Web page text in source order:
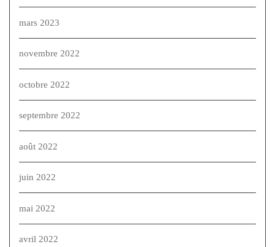
mars 2023
novembre 2022
octobre 2022
septembre 2022
août 2022
juin 2022
mai 2022
avril 2022